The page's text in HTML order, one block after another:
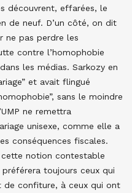
découvrent, effarées, le
de neuf. D’un côté, on dit
ne pas perdre les
contre l’homophobie
les médias. Sarkozy en
et avait flingué
sans le moindre
ne remettra
unisexe, comme elle a
conséquences fiscales.
cette notion contestable
toujours ceux qui
confiture, à ceux qui ont